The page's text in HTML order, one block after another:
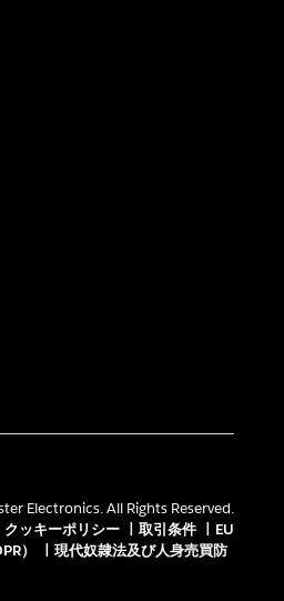
Electronics. All Rights Reserved.
クッキーポリシー 取引条件
EU
）
現代奴隷法及び人身売買防